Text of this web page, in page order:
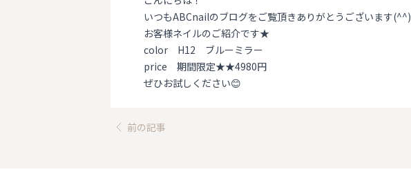
いつもABCnailのブログをご覧頂きありがとうございます(^^)
お客様ネイルのご紹介です★
color H12 ブルーミラー
price 期間限定★★4980円
ぜひお試しください😊
前の記事